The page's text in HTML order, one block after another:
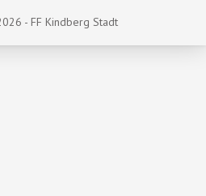
- FF Kindberg Stadt